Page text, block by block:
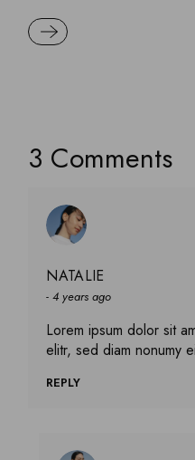
READ MORE
3 Comments
NATALIE
4 years ago
Lorem ipsum dolor sit
elitr, sed diam nonumy
REPLY